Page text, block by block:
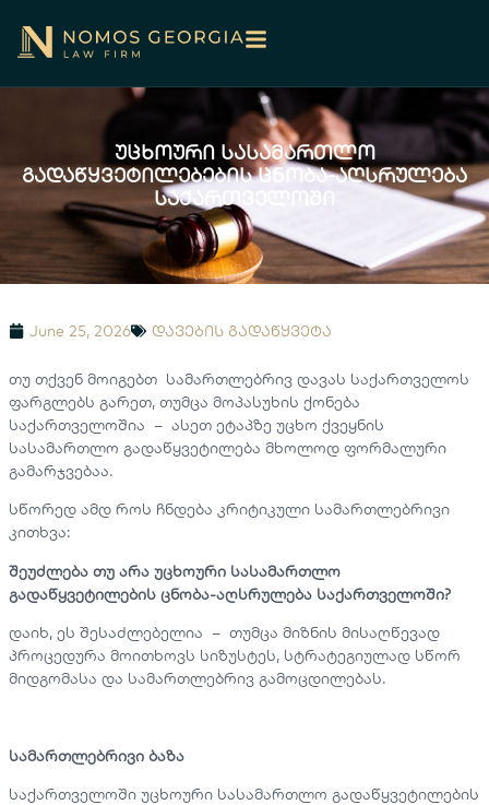
უცხოური სასამართლო
გადაწყვეტილებების ცნობა-აღსრულება
საქართველოში
June 25, 2026 დავების გადაწყვეტა
თუ თქვენ მოიგებთ სამართლებრივ დავას საქართველოს
ფარგლებს გარეთ, თუმცა მოპასუხის ქონება
საქართველოშია – ასეთ ეტაპზე უცხო ქვეყნის
სასამართლო გადაწყვეტილება მხოლოდ ფორმალური
გამარჯვებაა.
სწორედ ამდ როს ჩნდება კრიტიკული სამართლებრივი
კითხვა:
შეუძლება თუ არა უცხოური სასამართლო
გადაწყვეტილების ცნობა-აღსრულება საქართველოში?
დაიხ, ეს შესაძლებელია – თუმცა მიზნის მისაღწევად
პროცედურა მოითხოვს სიზუსტეს, სტრატეგიულად სწორ
მიდგომასა და სამართლებრივ გამოცდილებას.
სამართლებრივი ბაზა
საქართველოში უცხოური სასამართლო გადაწყვეტილების